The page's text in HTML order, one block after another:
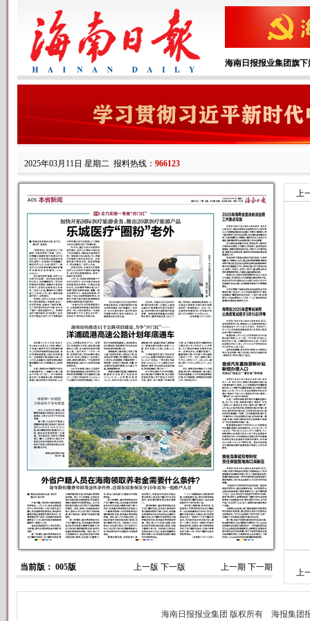
海南日报报业集团旗下
2025年03月11日 星期二 报料热线： 966123
当前版： 005版 上一版 下一版 上一期 下一期
上
上